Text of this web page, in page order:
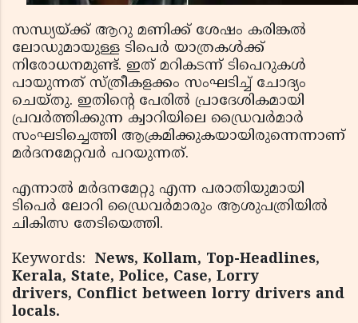
സന്ധ്യയ്ക്ക് ആറു മണിക്ക് ശേഷം കരിങ്കൽ
ലോഡുമായുള്ള ടിപെർ യാത്രകൾക്ക്
നിരോധനമുണ്ട്. ഇത് മറികടന്ന് ടിപെറുകൾ
പായുന്നത് സ്ത്രീകളക്കം സംഘടിച്ച് ചോദ്യം
ചെയ്തു. ഇതിന്റെ പേരിൽ പ്രാദേശികമായി
പ്രവർത്തിക്കുന്ന ക്വാറിയിലെ ഡ്രൈവർമാർ
സംഘടിച്ചെത്തി ആക്രമിക്കുകയായിരുന്നെന്നാണ്
മർദനമേറ്റവർ പറയുന്നത്.
എന്നാൽ മർദനമേറ്റു എന്ന പരാതിയുമായി
ടിപെർ ലോറി ഡ്രൈവർമാരും ആശുപത്രിയിൽ
ചികിത്സ തേടിയെത്തി.
Keywords: News, Kollam, Top-Headlines,
Kerala, State, Police, Case, Lorry
drivers, Conflict between lorry drivers and
locals.